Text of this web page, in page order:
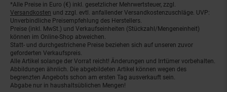
Fußnoten
*Alle Preise in Euro (€) inkl. gesetzlicher Mehrwertsteuer, zzgl.
Versandkosten und zzgl. evtl. anfallender Versandkostenzuschläge. UVP:
Unverbindliche Preisempfehlung des Herstellers.
Preise (inkl. MwSt.) und Verkaufseinheiten (Stückzahl/Mengeneinheit)
können im Online-Shop abweichen.
Statt- und durchgestrichene Preise beziehen sich auf unseren zuvor
geforderten Verkaufspreis.
Alle Artikel solange der Vorrat reicht! Änderungen und Irrtümer vorbehalten.
Abbildungen ähnlich. Die abgebildeten Artikel können wegen des
begrenzten Angebots schon am ersten Tag ausverkauft sein.
Abgabe nur in haushaltsüblichen Mengen!